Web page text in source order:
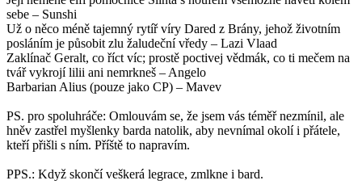
sebe – Sunshi
Už o něco méně tajemný rytíř víry Dared z Brány, jehož životním
posláním je působit zlu žaludeční vředy – Lazi Vlaad
Zaklínač Geralt, co říct víc; prostě poctivej vědmák, co ti mečem na
tvář vykrojí lilii ani nemrkneš – Angelo
Barbarian Alius (pouze jako CP) – Mavev
PS. pro spoluhráče: Omlouvám se, že jsem vás téměř nezmínil, ale
hněv zastřel myšlenky barda natolik, aby nevnímal okolí i přátele,
kteří přišli s ním. Příště to napravím.
PPS.: Když skončí veškerá legrace, zmlkne i bard.